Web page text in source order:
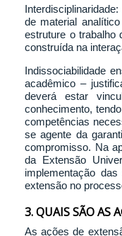
de material
estruture o trabalho
construída na
Indissociabilidade
acadêmico –
deverá estar
conhecimento,
competências
se agente da
compromisso. Na
da Extensão
implementação
extensão no
3. QUAIS SÃO AS
As ações de